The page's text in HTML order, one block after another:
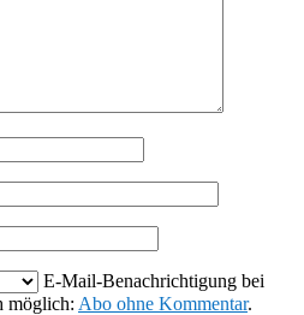
E-Mail-Benachrichtigung bei
möglich: Abo ohne Kommentar.